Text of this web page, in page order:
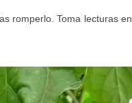
romperlo. Toma lecturas en